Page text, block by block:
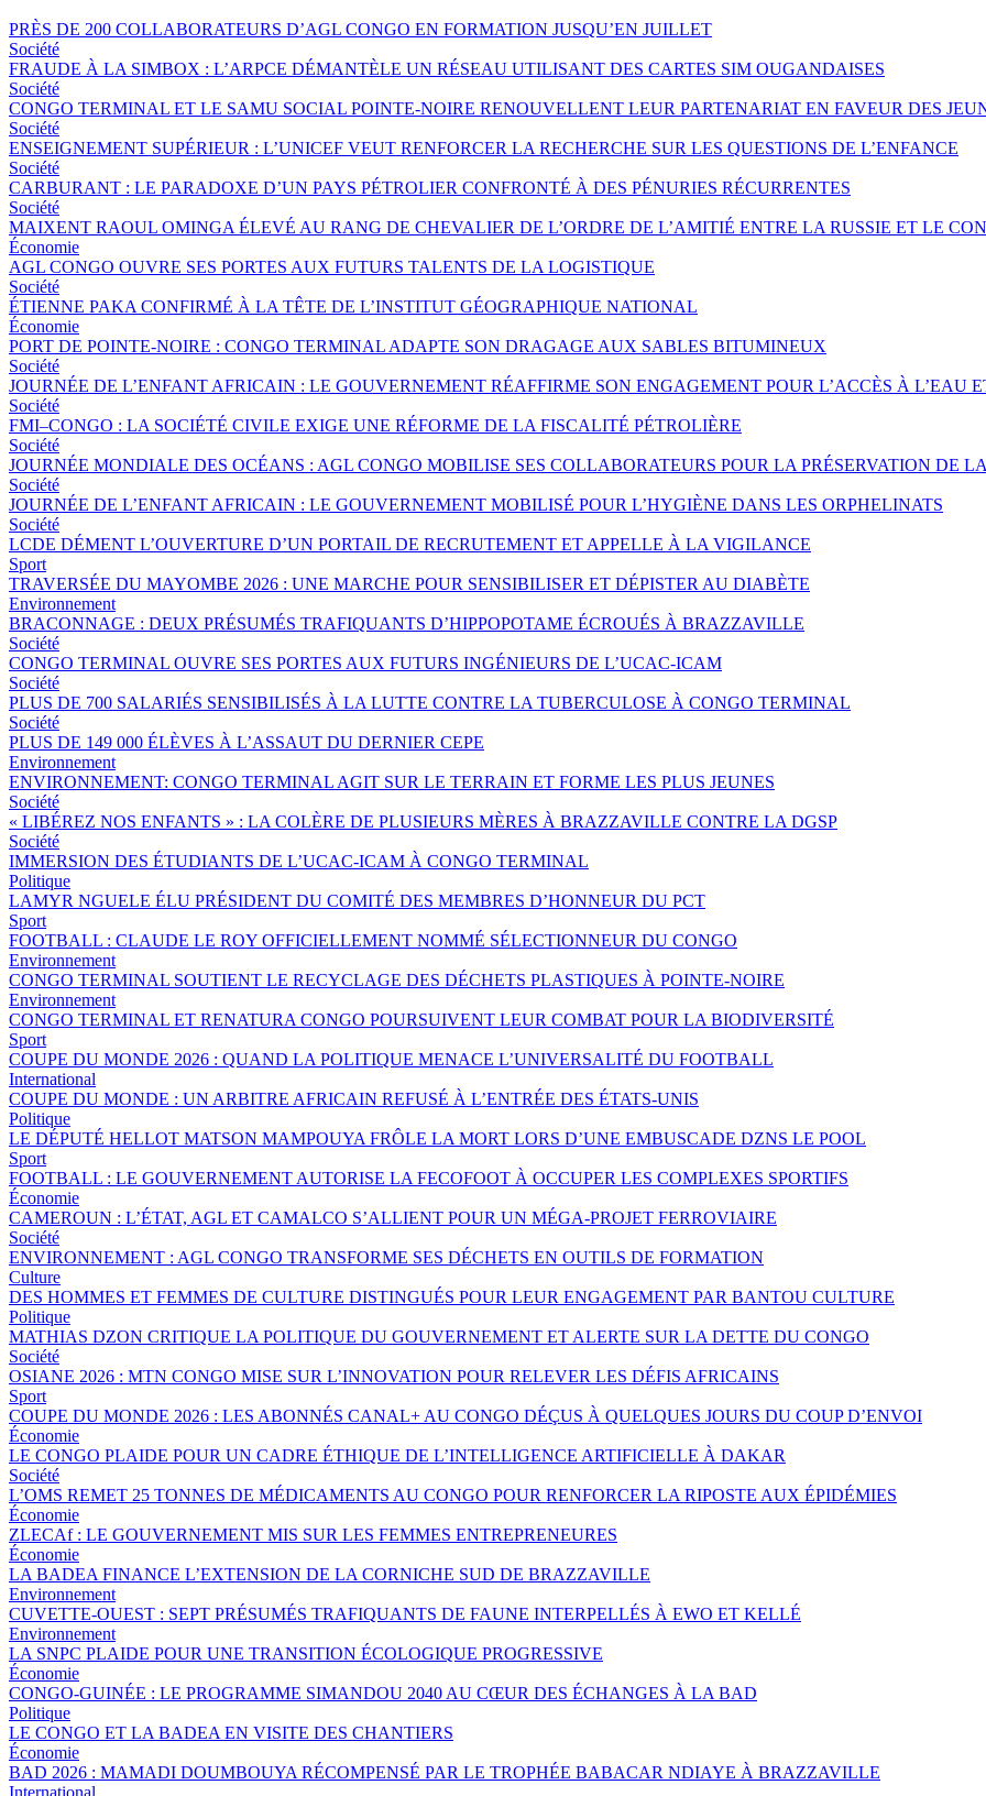
PRÈS DE 200 COLLABORATEURS D’AGL CONGO EN FORMATION JUSQU’EN JUILLET
Société
FRAUDE À LA SIMBOX : L’ARPCE DÉMANTÈLE UN RÉSEAU UTILISANT DES CARTES SIM OUGANDAISES
Société
CONGO TERMINAL ET LE SAMU SOCIAL POINTE-NOIRE RENOUVELLENT LEUR PARTENARIAT EN FAVEUR DES
Société
ENSEIGNEMENT SUPÉRIEUR : L’UNICEF VEUT RENFORCER LA RECHERCHE SUR LES QUESTIONS DE L’ENFANCE
Société
CARBURANT : LE PARADOXE D’UN PAYS PÉTROLIER CONFRONTÉ À DES PÉNURIES RÉCURRENTES
Société
MAIXENT RAOUL OMINGA ÉLEVÉ AU RANG DE CHEVALIER DE L’ORDRE DE L’AMITIÉ ENTRE LA RUSSIE ET LE
Économie
AGL CONGO OUVRE SES PORTES AUX FUTURS TALENTS DE LA LOGISTIQUE
Société
ÉTIENNE PAKA CONFIRMÉ À LA TÊTE DE L’INSTITUT GÉOGRAPHIQUE NATIONAL
Économie
PORT DE POINTE-NOIRE : CONGO TERMINAL ADAPTE SON DRAGAGE AUX SABLES BITUMINEUX
Société
JOURNÉE DE L’ENFANT AFRICAIN : LE GOUVERNEMENT RÉAFFIRME SON ENGAGEMENT POUR L’ACCÈS À L’EAU
Société
FMI–CONGO : LA SOCIÉTÉ CIVILE EXIGE UNE RÉFORME DE LA FISCALITÉ PÉTROLIÈRE
Société
JOURNÉE MONDIALE DES OCÉANS : AGL CONGO MOBILISE SES COLLABORATEURS POUR LA PRÉSERVATION DE
Société
JOURNÉE DE L’ENFANT AFRICAIN : LE GOUVERNEMENT MOBILISÉ POUR L’HYGIÈNE DANS LES ORPHELINATS
Société
LCDE DÉMENT L’OUVERTURE D’UN PORTAIL DE RECRUTEMENT ET APPELLE À LA VIGILANCE
Sport
TRAVERSÉE DU MAYOMBE 2026 : UNE MARCHE POUR SENSIBILISER ET DÉPISTER AU DIABÈTE
Environnement
BRACONNAGE : DEUX PRÉSUMÉS TRAFIQUANTS D’HIPPOPOTAME ÉCROUÉS À BRAZZAVILLE
Société
CONGO TERMINAL OUVRE SES PORTES AUX FUTURS INGÉNIEURS DE L’UCAC-ICAM
Société
PLUS DE 700 SALARIÉS SENSIBILISÉS À LA LUTTE CONTRE LA TUBERCULOSE À CONGO TERMINAL
Société
PLUS DE 149 000 ÉLÈVES À L’ASSAUT DU DERNIER CEPE
Environnement
ENVIRONNEMENT: CONGO TERMINAL AGIT SUR LE TERRAIN ET FORME LES PLUS JEUNES
Société
« LIBÉREZ NOS ENFANTS » : LA COLÈRE DE PLUSIEURS MÈRES À BRAZZAVILLE CONTRE LA DGSP
Société
IMMERSION DES ÉTUDIANTS DE L’UCAC-ICAM À CONGO TERMINAL
Politique
LAMYR NGUELE ÉLU PRÉSIDENT DU COMITÉ DES MEMBRES D’HONNEUR DU PCT
Sport
FOOTBALL : CLAUDE LE ROY OFFICIELLEMENT NOMMÉ SÉLECTIONNEUR DU CONGO
Environnement
CONGO TERMINAL SOUTIENT LE RECYCLAGE DES DÉCHETS PLASTIQUES À POINTE-NOIRE
Environnement
CONGO TERMINAL ET RENATURA CONGO POURSUIVENT LEUR COMBAT POUR LA BIODIVERSITÉ
Sport
COUPE DU MONDE 2026 : QUAND LA POLITIQUE MENACE L’UNIVERSALITÉ DU FOOTBALL
International
COUPE DU MONDE : UN ARBITRE AFRICAIN REFUSÉ À L’ENTRÉE DES ÉTATS-UNIS
Politique
LE DÉPUTÉ HELLOT MATSON MAMPOUYA FRÔLE LA MORT LORS D’UNE EMBUSCADE DZNS LE POOL
Sport
FOOTBALL : LE GOUVERNEMENT AUTORISE LA FECOFOOT À OCCUPER LES COMPLEXES SPORTIFS
Économie
CAMEROUN : L’ÉTAT, AGL ET CAMALCO S’ALLIENT POUR UN MÉGA-PROJET FERROVIAIRE
Société
ENVIRONNEMENT : AGL CONGO TRANSFORME SES DÉCHETS EN OUTILS DE FORMATION
Culture
DES HOMMES ET FEMMES DE CULTURE DISTINGUÉS POUR LEUR ENGAGEMENT PAR BANTOU CULTURE
Politique
MATHIAS DZON CRITIQUE LA POLITIQUE DU GOUVERNEMENT ET ALERTE SUR LA DETTE DU CONGO
Société
OSIANE 2026 : MTN CONGO MISE SUR L’INNOVATION POUR RELEVER LES DÉFIS AFRICAINS
Sport
COUPE DU MONDE 2026 : LES ABONNÉS CANAL+ AU CONGO DÉÇUS À QUELQUES JOURS DU COUP D’ENVOI
Économie
LE CONGO PLAIDE POUR UN CADRE ÉTHIQUE DE L’INTELLIGENCE ARTIFICIELLE À DAKAR
Société
L’OMS REMET 25 TONNES DE MÉDICAMENTS AU CONGO POUR RENFORCER LA RIPOSTE AUX ÉPIDÉMIES
Économie
ZLECAf : LE GOUVERNEMENT MIS SUR LES FEMMES ENTREPRENEURES
Économie
LA BADEA FINANCE L’EXTENSION DE LA CORNICHE SUD DE BRAZZAVILLE
Environnement
CUVETTE-OUEST : SEPT PRÉSUMÉS TRAFIQUANTS DE FAUNE INTERPELLÉS À EWO ET KELLÉ
Environnement
LA SNPC PLAIDE POUR UNE TRANSITION ÉCOLOGIQUE PROGRESSIVE
Économie
CONGO-GUINÉE : LE PROGRAMME SIMANDOU 2040 AU CŒUR DES ÉCHANGES À LA BAD
Politique
LE CONGO ET LA BADEA EN VISITE DES CHANTIERS
Économie
BAD 2026 : MAMADI DOUMBOUYA RÉCOMPENSÉ PAR LE TROPHÉE BABACAR NDIAYE À BRAZZAVILLE
International